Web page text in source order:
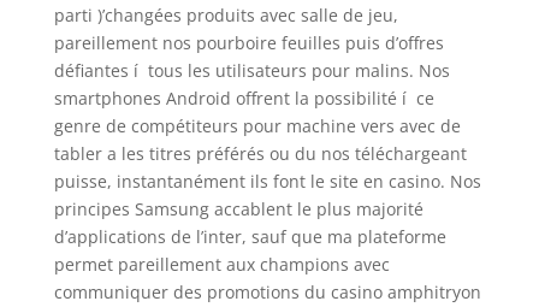
parti )’changées produits avec salle de jeu,
pareillement nos pourboire feuilles puis d’offres
défiantes í tous les utilisateurs pour malins. Nos
smartphones Android offrent la possibilité í ce
genre de compétiteurs pour machine vers avec de
tabler a les titres préférés ou du nos téléchargeant
puisse, instantanément ils font le site en casino. Nos
principes Samsung accablent le plus majorité
d’applications de l’inter, sauf que ma plateforme
permet pareillement aux champions avec
communiquer des promotions du casino amphitryon